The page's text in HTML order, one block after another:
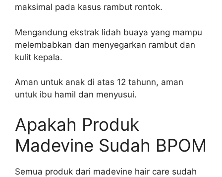
maksimal pada kasus rambut rontok.
Mengandung ekstrak lidah buaya yang mampu
melembabkan dan menyegarkan rambut dan
kulit kepala.
Aman untuk anak di atas 12 tahunn, aman
untuk ibu hamil dan menyusui.
Apakah Produk
Madevine Sudah BPOM
Semua produk dari madevine hair care sudah